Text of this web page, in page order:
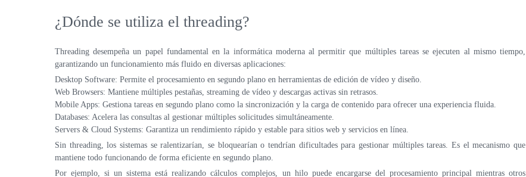
¿Dónde se utiliza el threading?
Threading desempeña un papel fundamental en la informática moderna al permitir que múltiples tareas se ejecuten al mismo tiempo,
garantizando un funcionamiento más fluido en diversas aplicaciones:
Desktop Software: Permite el procesamiento en segundo plano en herramientas de edición de vídeo y diseño.
Web Browsers: Mantiene múltiples pestañas, streaming de vídeo y descargas activas sin retrasos.
Mobile Apps: Gestiona tareas en segundo plano como la sincronización y la carga de contenido para ofrecer una experiencia fluida.
Databases: Acelera las consultas al gestionar múltiples solicitudes simultáneamente.
Servers & Cloud Systems: Garantiza un rendimiento rápido y estable para sitios web y servicios en línea.
Sin threading, los sistemas se ralentizarían, se bloquearían o tendrían dificultades para gestionar múltiples tareas. Es el mecanismo que
mantiene todo funcionando de forma eficiente en segundo plano.
Por ejemplo, si un sistema está realizando cálculos complejos, un hilo puede encargarse del procesamiento principal mientras otros